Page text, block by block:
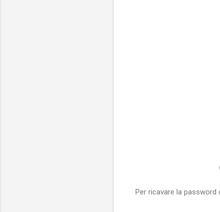
Per ricavare la